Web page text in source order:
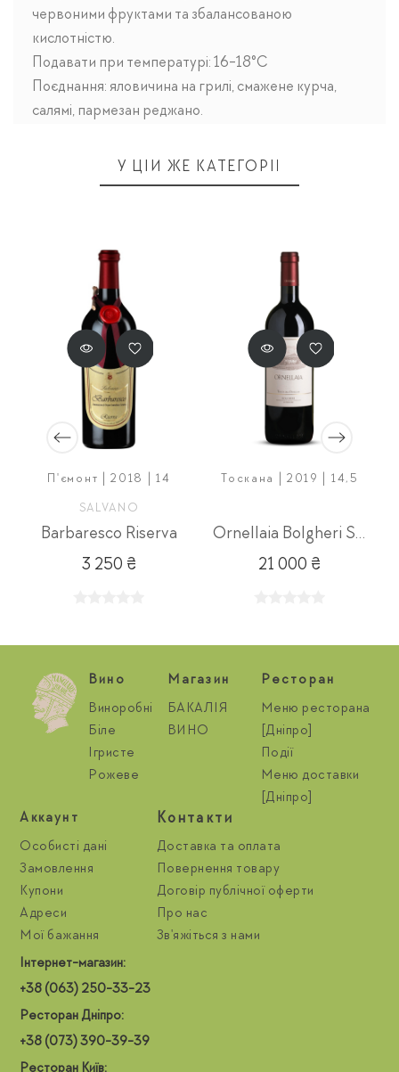
червоними фруктами та збалансованою
кислотністю.
Подавати при температурі: 16-18°C
Поєднання: яловичина на грилі, смажене курча,
салямі, пармезан реджано.
У ЦІЙ ЖЕ КАТЕГОРІЇ
П'ємонт | 2018 | 14
SALVANO
Barbaresco Riserva
3 250 ₴
Тоскана | 2019 | 14,5
Ornellaia Bolgheri Superiore 2019
21 000 ₴
Вино
Виноробні
Біле
Ігристе
Рожеве
Магазин
БАКАЛІЯ
ВИНО
Ресторан
Меню ресторана
[Дніпро]
Події
Меню доставки
[Дніпро]
Aккаунт
Особисті дані
Замовлення
Купони
Адреси
Мої бажання
Контакти
Доставка та оплата
Повернення товару
Договір публічної оферти
Про нас
Зв'яжіться з нами
Інтернет-магазин:
+38 (063) 250-33-23
Ресторан Дніпро:
+38 (073) 390-39-39